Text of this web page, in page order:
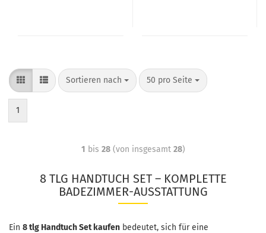
Sortieren nach 50 pro Seite
1
1 bis 28(von insgesamt 28)
8 TLG HANDTUCH SET – KOMPLETTE
BADEZIMMER-AUSSTATTUNG
Ein 8 tlg Handtuch Set kaufen bedeutet, sich für eine